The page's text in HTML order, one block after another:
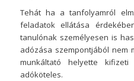
Tehát ha a tanfolyamról
feladatok ellátása
tanulónak személyesen is
adózása szempontjából nem
munkáltató helyette
adóköteles.